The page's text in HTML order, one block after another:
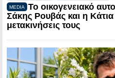
MEDIA
Το οικογενειακό
Σάκης Ρουβάς και η Κάτια
μετακινήσεις τους